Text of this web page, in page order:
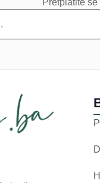
Pretplatite